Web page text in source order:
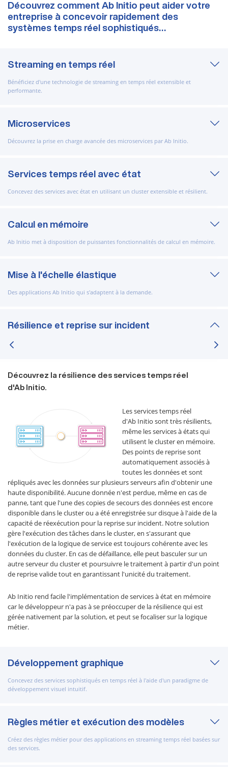
Découvrez comment Ab Initio peut aider votre
entreprise à concevoir rapidement des
systèmes temps réel sophistiqués…
Streaming en temps réel
Bénéficiez d'une technologie de streaming en temps réel extensible et
performante.
Microservices
Découvrez la prise en charge avancée des microservices par Ab Initio.
Services temps réel avec état
Concevez des services avec état en utilisant un cluster extensible et résilient.
Calcul en mémoire
Ab Initio met à disposition de puissantes fonctionnalités de calcul en mémoire.
Mise à l'échelle élastique
Des applications Ab Initio qui s'adaptent à la demande.
Résilience et reprise sur incident
Découvrez la résilience des services temps réel
d'Ab Initio.
Les services temps réel
d'Ab Initio sont très résilients,
même les services à états qui
utilisent le cluster en mémoire.
Des points de reprise sont
automatiquement associés à
toutes les données et sont
répliqués avec les données sur plusieurs serveurs afin d'obtenir une
haute disponibilité. Aucune donnée n'est perdue, même en cas de
panne, tant que l'une des copies de secours des données est encore
disponible dans le cluster ou a été enregistrée sur disque à l'aide de la
capacité de réexécution pour la reprise sur incident. Notre solution
gère l'exécution des tâches dans le cluster, en s'assurant que
l'exécution de la logique de service est toujours cohérente avec les
données du cluster. En cas de défaillance, elle peut basculer sur un
autre serveur du cluster et poursuivre le traitement à partir d'un point
de reprise valide tout en garantissant l'unicité du traitement.
Ab Initio rend facile l'implémentation de services à état en mémoire
car le développeur n'a pas à se préoccuper de la résilience qui est
gérée nativement par la solution, et peut se focaliser sur la logique
métier.
Développement graphique
Concevez des services sophistiqués en temps réel à l'aide d'un paradigme de
développement visuel intuitif.
Règles métier et exécution des modèles
Créez des règles métier pour des applications en streaming temps réel basées sur
des services.